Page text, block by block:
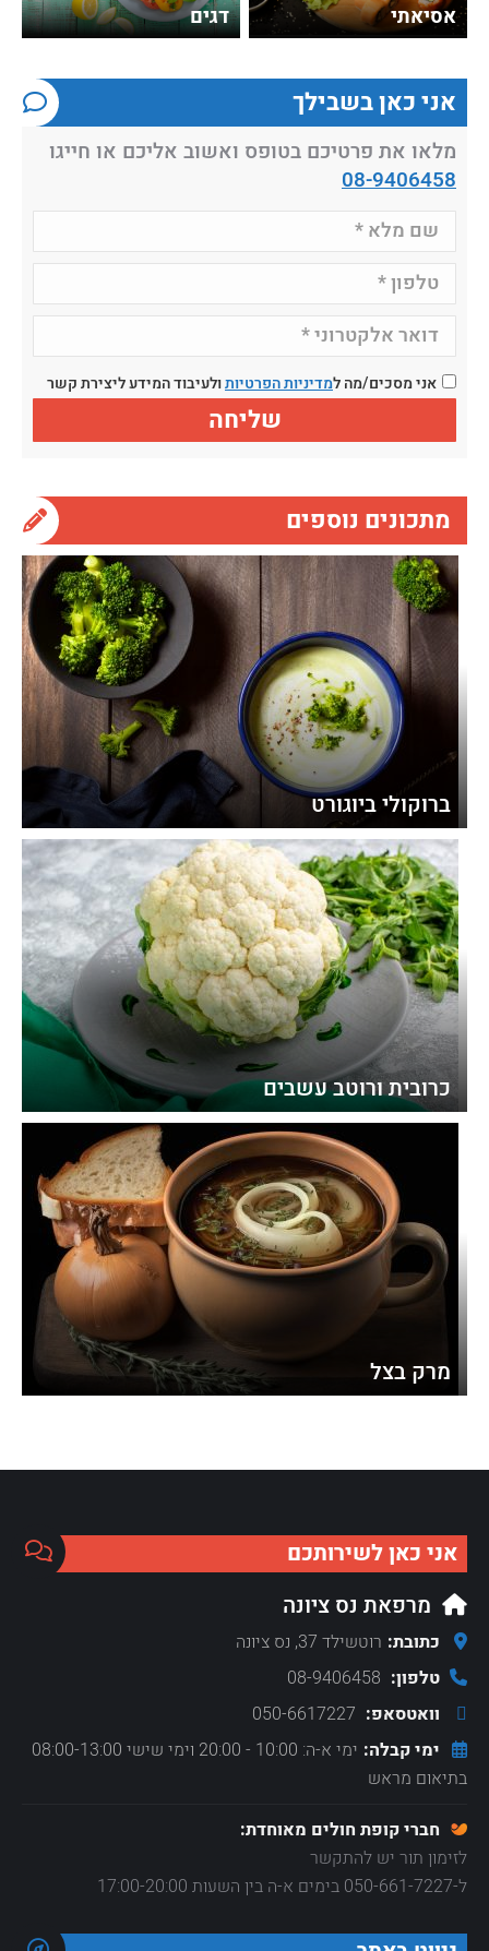
אסיאתי דגים
אני כאן בשבילך
מלאו את פרטיכם בטופס ואשוב אליכם או חייגו
08-9406458
אני מסכים/מה למדיניות הפרטיותולעיבוד המידע ליצירת קשר
מתכונים נוספים
ברוקולי ביוגורט
כרובית ורוטב עשבים
מרק בצל
אני כאן לשירותכם
מרפאת נס ציונה
כתובת: רוטשילד 37, נס ציונה
טלפון:
וואטסאפ:
ימי קבלה:
ימי א-ה: 10:00 - 20:00 וימי שישי 08:00-13:00
בתיאום מראש
חברי קופת חולים מאוחדת:
לזימון תור יש להתקשר
ל-050-661-7227 בימים א-ה בין השעות 17:00-20:00